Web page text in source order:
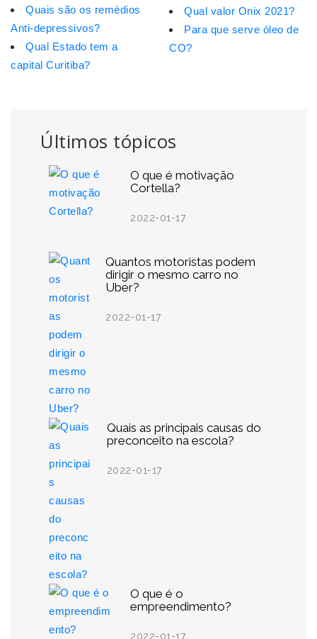
Últimos tópicos
O que é motivação
Cortella?
2022-01-17
Quantos motoristas podem
dirigir o mesmo carro no
Uber?
2022-01-17
Quais as principais causas do
preconceito na escola?
2022-01-17
O que é o
empreendimento?
2022-01-17
Quais são os remédios
Anti-depressivos?
Qual Estado tem a
capital Curitiba?
Qual valor Onix 2021?
Para que serve óleo de
CO?